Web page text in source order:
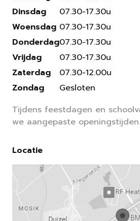
Dinsdag
Woensdag
Donderdag
Vrijdag
Zaterdag
Zondag
07.30-17.30u
07.30-17.30u
07.30-17.30u
07.30-17.30u
07.30-12.00u
Gesloten
Tijdens feestdagen en
we aangepaste openingstijden.
Locatie